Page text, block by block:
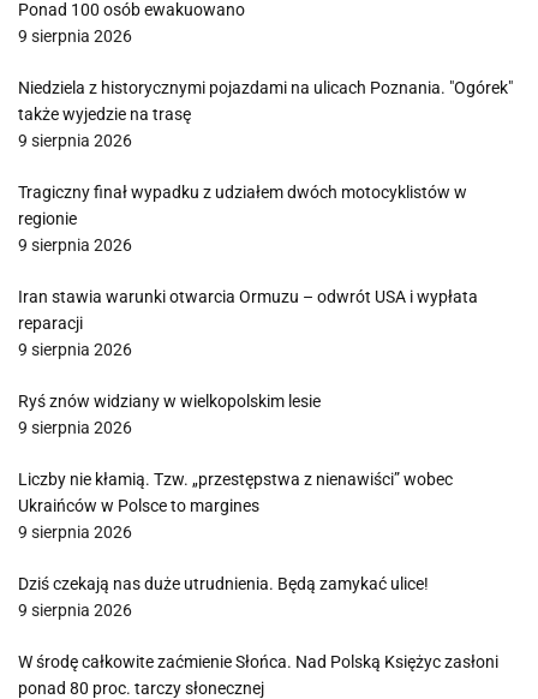
Ponad 100 osób ewakuowano
9 sierpnia 2026
Niedziela z historycznymi pojazdami na ulicach Poznania. "Ogórek"
także wyjedzie na trasę
9 sierpnia 2026
Tragiczny finał wypadku z udziałem dwóch motocyklistów w
regionie
9 sierpnia 2026
Iran stawia warunki otwarcia Ormuzu – odwrót USA i wypłata
reparacji
9 sierpnia 2026
Ryś znów widziany w wielkopolskim lesie
9 sierpnia 2026
Liczby nie kłamią. Tzw. „przestępstwa z nienawiści” wobec
Ukraińców w Polsce to margines
9 sierpnia 2026
Dziś czekają nas duże utrudnienia. Będą zamykać ulice!
9 sierpnia 2026
W środę całkowite zaćmienie Słońca. Nad Polską Księżyc zasłoni
ponad 80 proc. tarczy słonecznej